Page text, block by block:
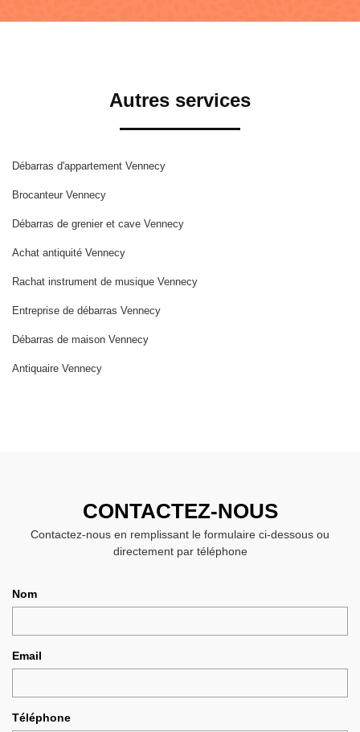
Autres services
Débarras d'appartement Vennecy
Brocanteur Vennecy
Débarras de grenier et cave Vennecy
Achat antiquité Vennecy
Rachat instrument de musique Vennecy
Entreprise de débarras Vennecy
Débarras de maison Vennecy
Antiquaire Vennecy
CONTACTEZ-NOUS
Contactez-nous en remplissant le formulaire ci-dessous ou
directement par téléphone
Nom
Email
Téléphone